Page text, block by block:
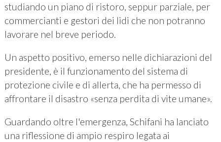
studiando un piano di ristoro, seppur parziale, per
commercianti e gestori dei lidi che non potranno
lavorare nel breve periodo.
Un aspetto positivo, emerso nelle dichiarazioni del
presidente, è il funzionamento del sistema di
protezione civile e di allerta, che ha permesso di
affrontare il disastro «senza perdita di vite umane».
Guardando oltre l'emergenza, Schifani ha lanciato
una riflessione di ampio respiro legata ai